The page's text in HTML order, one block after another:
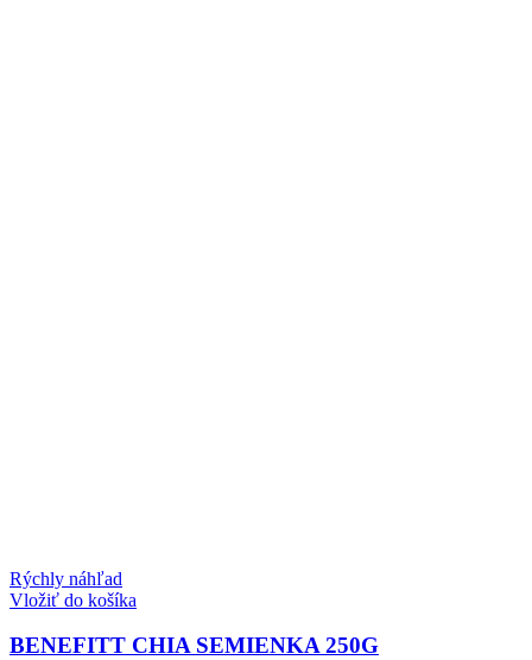
Rýchly náhľad
Vložiť do košíka
BENEFITT CHIA SEMIENKA 250G